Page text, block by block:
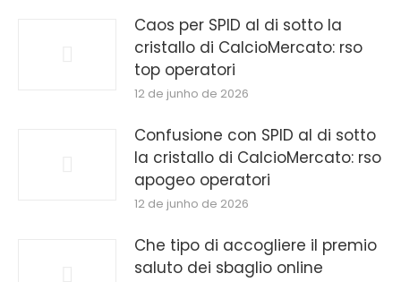
Caos per SPID al di sotto la
cristallo di CalcioMercato: rso
top operatori
12 de junho de 2026
Confusione con SPID al di sotto
la cristallo di CalcioMercato: rso
apogeo operatori
12 de junho de 2026
Che tipo di accogliere il premio
saluto dei sbaglio online